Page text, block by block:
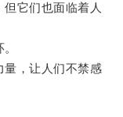
它们也面临着人
，让人们不禁感